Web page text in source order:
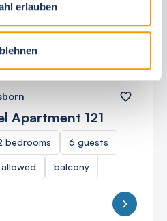
erlauben
Apartment 121
bedrooms 6 guests
balcony